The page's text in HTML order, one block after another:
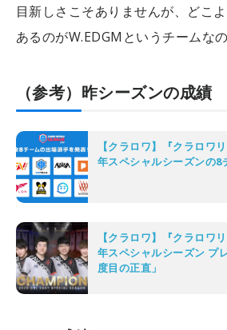
目新しさこそありませんが、どこ
あるのがW.EDGMというチームなの
（参考）昨シーズンの成績
【クラロワ】『クラロワ
年スペシャルシーズンの8
【クラロワ】『クラロワ
年スペシャルシーズン プ
度目の正直」